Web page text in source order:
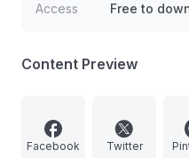
Access
Free to
Content Preview
Facebook Twitter